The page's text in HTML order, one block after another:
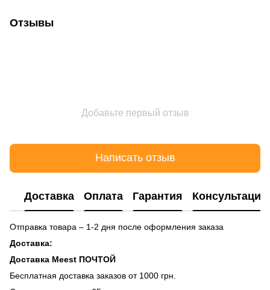
Отзывы
Добавьте первый отзыв
Написать отзыв
Доставка Оплата Гарантия Консультация
Отправка товара – 1-2 дня после оформления заказа
Доставка:
Доставка Meest ПОЧТОЙ
Бесплатная доставка заказов от 1000 грн.